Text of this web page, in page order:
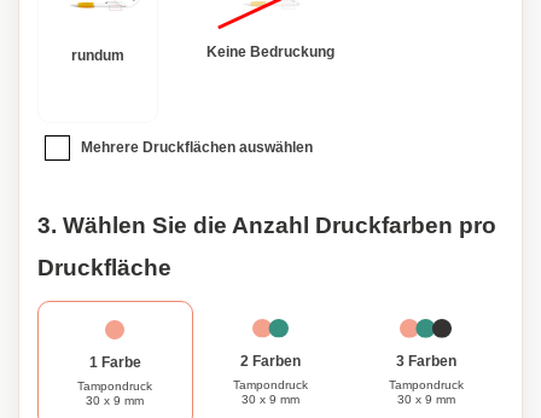
rundum Keine Bedruckung
Mehrere Druckflächen auswählen
3. Wählen Sie die Anzahl Druckfarben pro
Druckfläche
1 Farbe
Tampondruck
30 x 9 mm
2 Farben
Tampondruck
30 x 9 mm
3 Farben
Tampondruck
30 x 9 mm